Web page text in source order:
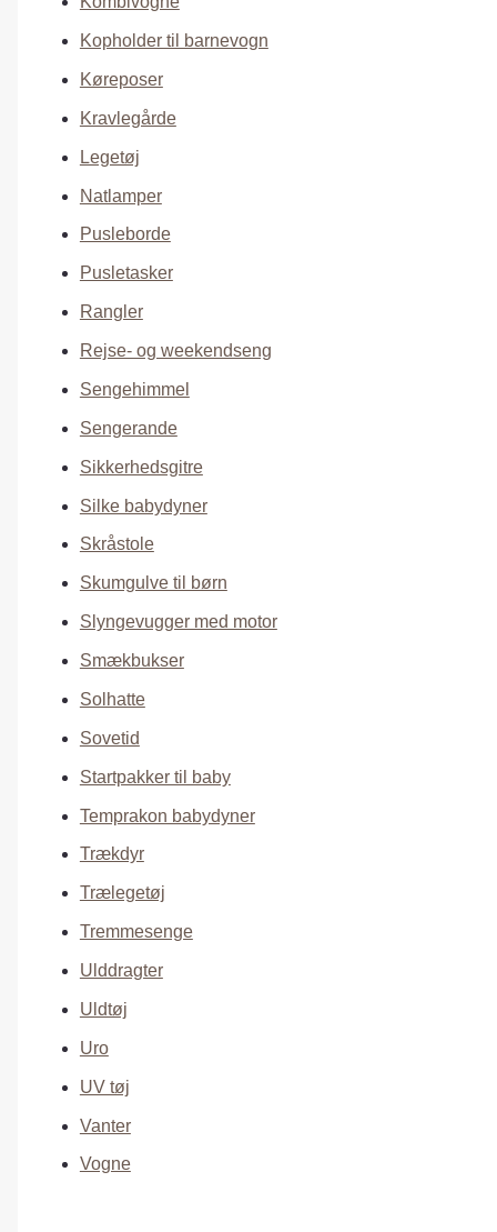
Kopholder til barnevogn
Køreposer
Kravlegårde
Legetøj
Natlamper
Pusleborde
Pusletasker
Rangler
Rejse- og weekendseng
Sengehimmel
Sengerande
Sikkerhedsgitre
Silke babydyner
Skråstole
Skumgulve til børn
Slyngevugger med motor
Smækbukser
Solhatte
Sovetid
Startpakker til baby
Temprakon babydyner
Trækdyr
Trælegetøj
Tremmesenge
Ulddragter
Uldtøj
Uro
UV tøj
Vanter
Vogne